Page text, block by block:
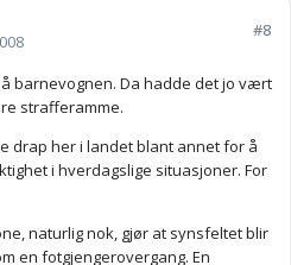
#8
barnevognen. Da hadde det jo vært
strafferamme.
drap her i landet blant annet for å
i hverdagslige situasjoner. For
naturlig nok, gjør at synsfeltet blir
en fotgjengerovergang. En